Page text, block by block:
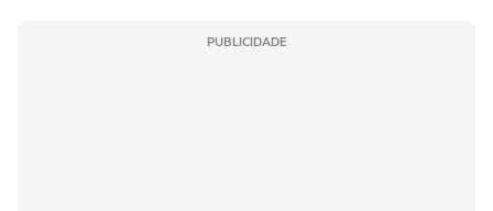
PUBLICIDADE